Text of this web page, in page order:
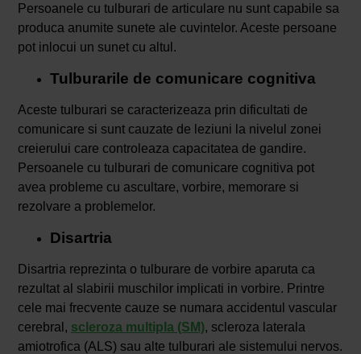
Persoanele cu tulburari de articulare nu sunt capabile sa
produca anumite sunete ale cuvintelor. Aceste persoane
pot inlocui un sunet cu altul.
Tulburarile de comunicare cognitiva
Aceste tulburari se caracterizeaza prin dificultati de
comunicare si sunt cauzate de leziuni la nivelul zonei
creierului care controleaza capacitatea de gandire.
Persoanele cu tulburari de comunicare cognitiva pot
avea probleme cu ascultare, vorbire, memorare si
rezolvare a problemelor.
Disartria
Disartria reprezinta o tulburare de vorbire aparuta ca
rezultat al slabirii muschilor implicati in vorbire. Printre
cele mai frecvente cauze se numara accidentul vascular
cerebral, scleroza multipla (SM), scleroza laterala
amiotrofica (ALS) sau alte tulburari ale sistemului nervos.